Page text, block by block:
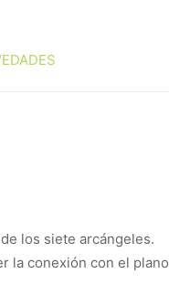
los siete arcángeles.
la conexión con el plano